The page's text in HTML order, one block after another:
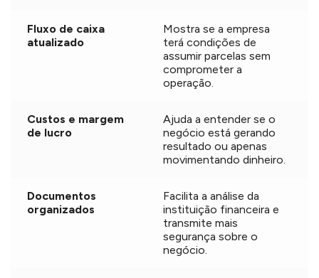
Fluxo de caixa
atualizado
Mostra se a empresa
terá condições de
assumir parcelas sem
comprometer a
operação.
Custos e margem
de lucro
Ajuda a entender se o
negócio está gerando
resultado ou apenas
movimentando dinheiro.
Documentos
organizados
Facilita a análise da
instituição financeira e
transmite mais
segurança sobre o
negócio.